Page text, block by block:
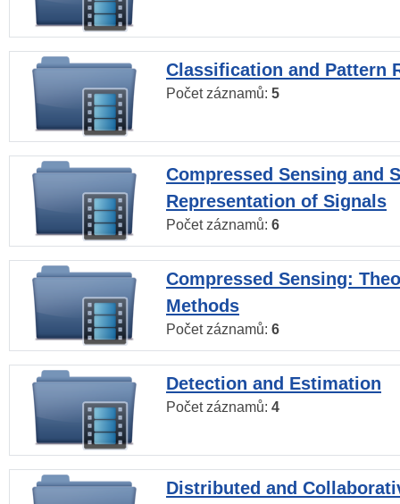
Classification and Pattern
Počet záznamů: 5
Compressed Sensing and
Representation of Signals
Počet záznamů: 6
Compressed Sensing:
Methods
Počet záznamů: 6
Detection and Estimation
Počet záznamů: 4
Distributed and